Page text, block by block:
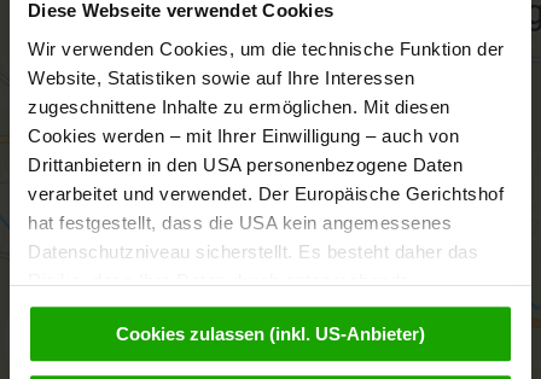
Diese Webseite verwendet Cookies
Wir verwenden Cookies, um die technische Funktion der
Website, Statistiken sowie auf Ihre Interessen
zugeschnittene Inhalte zu ermöglichen. Mit diesen
Cookies werden – mit Ihrer Einwilligung – auch von
Drittanbietern in den USA personenbezogene Daten
verarbeitet und verwendet. Der Europäische Gerichtshof
hat festgestellt, dass die USA kein angemessenes
Datenschutzniveau sicherstellt. Es besteht daher das
Risiko, dass Ihre Daten durch entsprechende
Anordnungen gegenüber den Drittanbietern (z.B. Google,
Meta) dem Zugriff durch US-Behörden zu Kontroll- und
Überwachungszwecken unterliegen und dagegen keine
Cookies zulassen (inkl. US-Anbieter)
aktivieren
+
−